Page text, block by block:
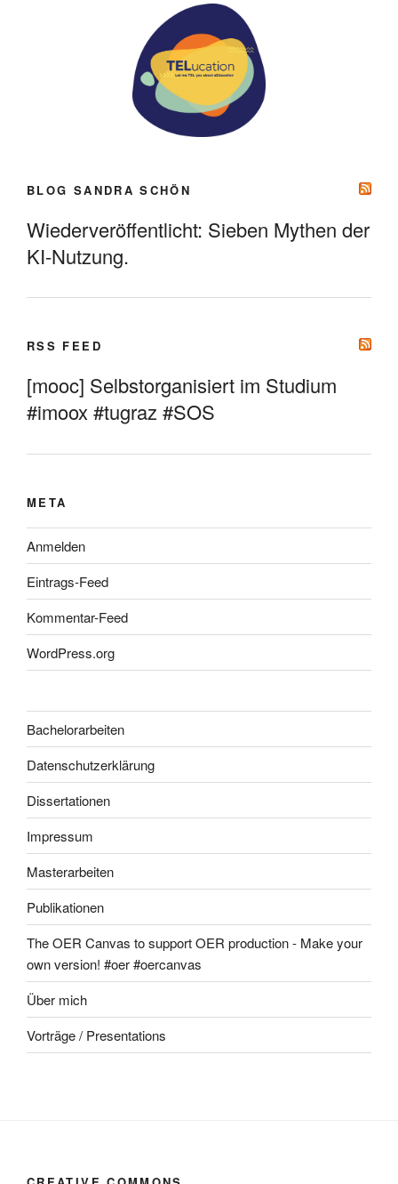
BLOG SANDRA SCHÖN
Wiederveröffentlicht: Sieben Mythen der
KI-Nutzung.
RSS FEED
[mooc] Selbstorganisiert im Studium
#imoox #tugraz #SOS
META
Anmelden
Eintrags-Feed
Kommentar-Feed
WordPress.org
Bachelorarbeiten
Datenschutzerklärung
Dissertationen
Impressum
Masterarbeiten
Publikationen
The OER Canvas to support OER production - Make your
own version! #oer #oercanvas
Über mich
Vorträge / Presentations